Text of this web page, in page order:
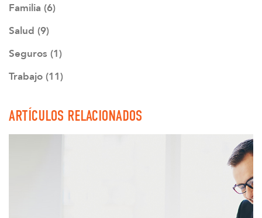
Familia (6)
Salud (9)
Seguros (1)
Trabajo (11)
ARTÍCULOS RELACIONADOS